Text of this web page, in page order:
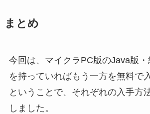
まとめ
今回は、マイクラPC版のJava版
を持っていればもう一方を無料で
ということで、それぞれの入手方
しました。